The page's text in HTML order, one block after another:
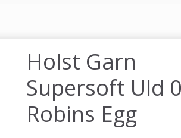
Holst Garn
Supersoft Uld
Robins Egg